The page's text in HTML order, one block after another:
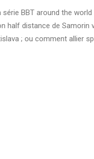
série BBT around the
half distance de Samorin
; ou comment allier